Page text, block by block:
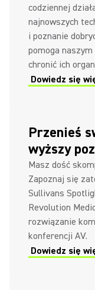
codziennej
najnowszych
i poznanie
pomoga
chronić ich
Dowiedz się
Przenieś
wyższy
Masz dość
Zapoznaj się
Sullivans
Revolution
rozwiązanie
konferencji AV.
Dowiedz się